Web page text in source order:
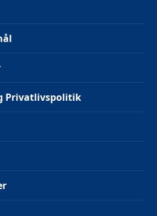
Privatlivspolitik